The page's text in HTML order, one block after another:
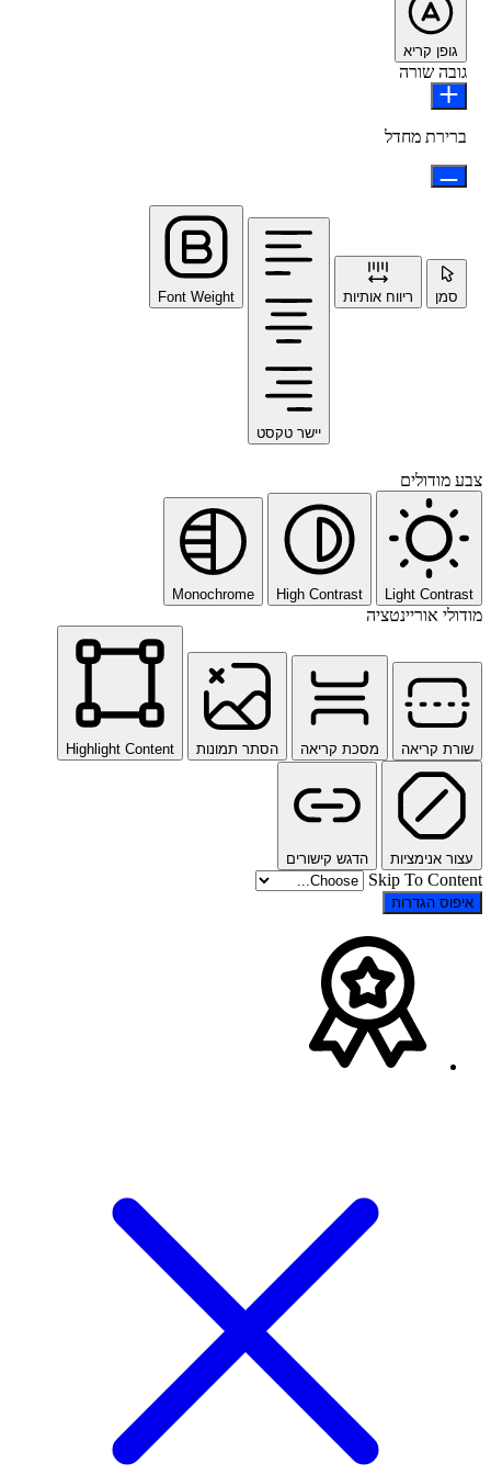
גופן קריא
גובה שורה
ברירת מחדל
סמן ריווח אותיות
יישר טקסט
Font Weight
צבע מודולים
Light Contrast
High Contrast
Monochrome
מודולי אוריינטציה
שורת קריאה מסכת קריאה הסתר תמונות Highlight Content
עצור אנימציות הדגש קישורים
Skip To Content
איפוס הגדרות